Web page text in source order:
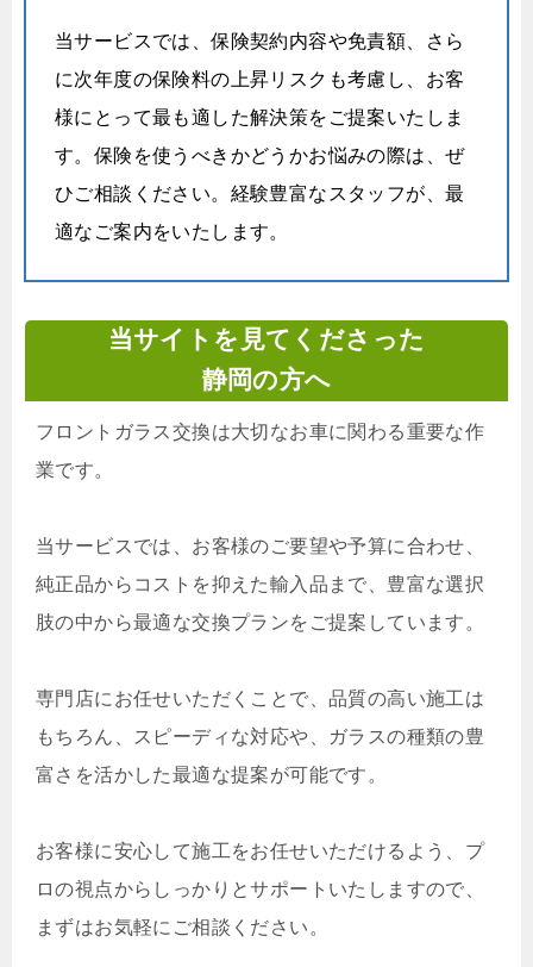
当サービスでは、保険契約内容や免責額、さら
に次年度の保険料の上昇リスクも考慮し、お客
様にとって最も適した解決策をご提案いたしま
す。保険を使うべきかどうかお悩みの際は、ぜ
ひご相談ください。経験豊富なスタッフが、最
適なご案内をいたします。
当サイトを見てくださった
静岡の方へ
フロントガラス交換は大切なお車に関わる重要な作
業です。
当サービスでは、お客様のご要望や予算に合わせ、
純正品からコストを抑えた輸入品まで、豊富な選択
肢の中から最適な交換プランをご提案しています。
専門店にお任せいただくことで、品質の高い施工は
もちろん、スピーディな対応や、ガラスの種類の豊
富さを活かした最適な提案が可能です。
お客様に安心して施工をお任せいただけるよう、プ
ロの視点からしっかりとサポートいたしますので、
まずはお気軽にご相談ください。